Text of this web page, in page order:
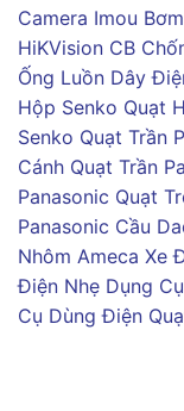
Camera Imou
HiKVision CB
Ống Luồn Dây
Hộp Senko Quạt
Senko Quạt Trần
Cánh Quạt Trần
Panasonic Quạt
Panasonic Cầu
Nhôm Ameca Xe
Điện Nhẹ Dụng
Cụ Dùng Điện